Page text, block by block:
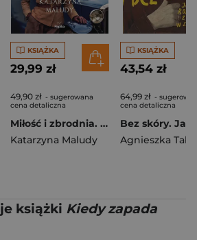
KSIĄŻKA
29,99 zł
49,90 zł - sugerowana
cena detaliczna
Miłość i zbrodnia. Saga warszawska. Tom 8
Katarzyna Maludy
KSIĄŻKA
43,54 zł
64,99 zł -
cena detaliczna
Agnieszka
książki Kiedy zapada